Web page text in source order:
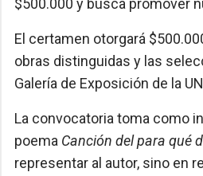
$500.000 y busca promover
El certamen otorgará
obras distinguidas y las
Galería de Exposición de la
La convocatoria toma como
poema Canción del para qué
representar al autor, sino en